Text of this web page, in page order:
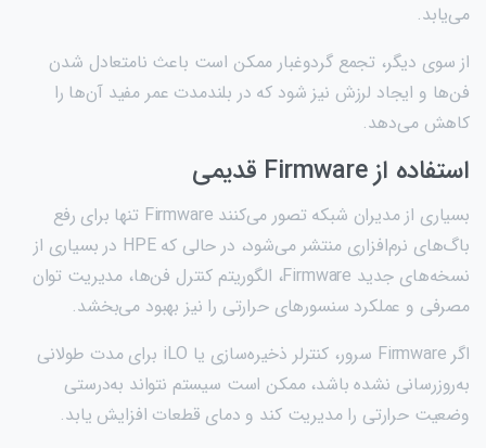
می‌یابد.
از سوی دیگر، تجمع گردوغبار ممکن است باعث نامتعادل شدن
فن‌ها و ایجاد لرزش نیز شود که در بلندمدت عمر مفید آن‌ها را
کاهش می‌دهد.
استفاده از Firmware قدیمی
بسیاری از مدیران شبکه تصور می‌کنند Firmware تنها برای رفع
باگ‌های نرم‌افزاری منتشر می‌شود، در حالی که HPE در بسیاری از
نسخه‌های جدید Firmware، الگوریتم کنترل فن‌ها، مدیریت توان
مصرفی و عملکرد سنسورهای حرارتی را نیز بهبود می‌بخشد.
اگر Firmware سرور، کنترلر ذخیره‌سازی یا iLO برای مدت طولانی
به‌روزرسانی نشده باشد، ممکن است سیستم نتواند به‌درستی
وضعیت حرارتی را مدیریت کند و دمای قطعات افزایش یابد.